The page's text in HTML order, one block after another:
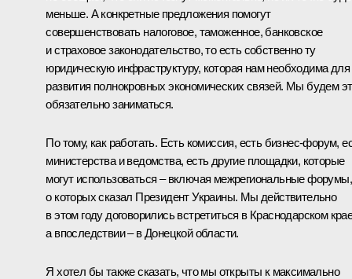
меньше. А конкретные предложения помогут
совершенствовать налоговое, таможенное, банковское
и страховое законодательство, то есть собственно ту
юридическую инфраструктуру, которая нам необходима для
развития полнокровных экономических связей. Мы будем
обязательно заниматься.
По тому, как работать. Есть комиссия, есть бизнес-форум,
министерства и ведомства, есть другие площадки, которые
могут использоваться – включая межрегиональные форумы,
о которых сказал Президент Украины. Мы действительно
в этом году договорились встретиться в Краснодарском
а впоследствии – в Донецкой области.
Я хотел бы также сказать, что мы открыты к максимально